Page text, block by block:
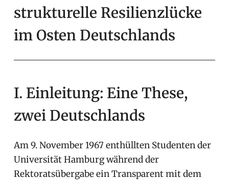
strukturelle Resilienzlücke
im Osten Deutschlands
I. Einleitung: Eine These,
zwei Deutschlands
Am 9. November 1967 enthüllten Studenten der
Universität Hamburg während der
Rektoratsübergabe ein Transparent mit dem